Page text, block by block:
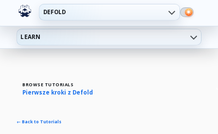
DEFOLD
LEARN
BROWSE TUTORIALS
Pierwsze kroki z Defold
← Back to Tutorials